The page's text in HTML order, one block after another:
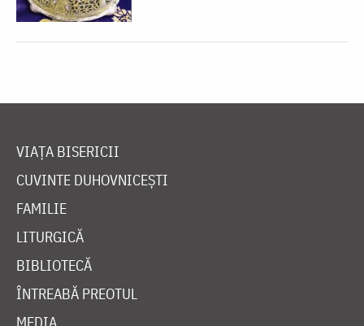
VIAȚA BISERICII
CUVINTE DUHOVNICEȘTI
FAMILIE
LITURGICĂ
BIBLIOTECĂ
ÎNTREABĂ PREOTUL
MEDIA